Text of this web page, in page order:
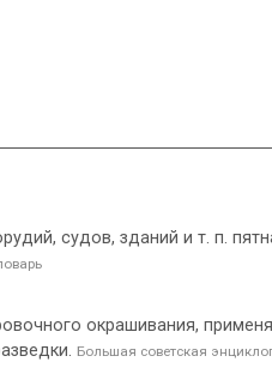
судов, зданий и т. п.
окрашивания,
Большая советская